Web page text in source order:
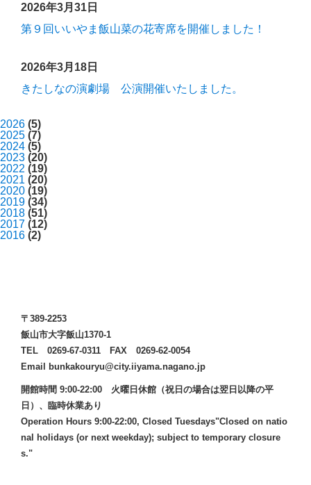
2026年3月31日
第９回いいやま飯山菜の花寄席を開催しました！
2026年3月18日
きたしなの演劇場 公演開催いたしました。
2026 (5)
2025 (7)
2024 (5)
2023 (20)
2022 (19)
2021 (20)
2020 (19)
2019 (34)
2018 (51)
2017 (12)
2016 (2)
〒389-2253
飯山市大字飯山1370-1
TEL 0269-67-0311 FAX 0269-62-0054
Email bunkakouryu@city.iiyama.nagano.jp
開館時間 9:00-22:00 火曜日休館（祝日の場合は翌日以降の平
日）、臨時休業あり
Operation Hours 9:00-22:00, Closed Tuesdays"Closed on natio
nal holidays (or next weekday); subject to temporary closure
s."